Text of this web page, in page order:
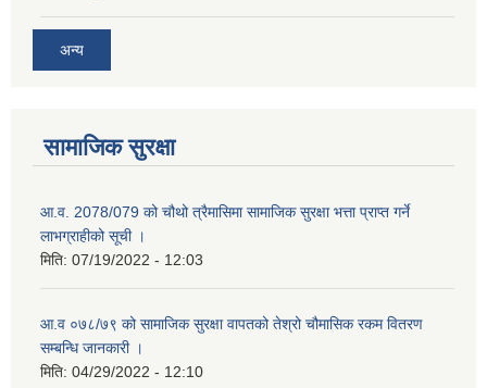
अन्य
सामाजिक सुरक्षा
आ.व. 2078/079 को चौथो त्रैमासिमा सामाजिक सुरक्षा भत्ता प्राप्त गर्ने
लाभग्राहीको सूची ।
मिति: 07/19/2022 - 12:03
आ.व ०७८/७९ को सामाजिक सुरक्षा वापतको तेश्रो चौमासिक रकम वितरण
सम्बन्धि जानकारी ।
मिति: 04/29/2022 - 12:10